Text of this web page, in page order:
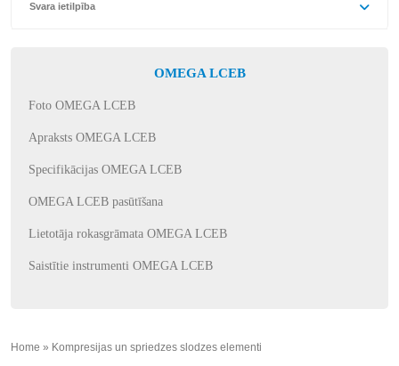
Svara ietilpība
OMEGA LCEB
Foto OMEGA LCEB
Apraksts OMEGA LCEB
Specifikācijas OMEGA LCEB
OMEGA LCEB pasūtīšana
Lietotāja rokasgrāmata OMEGA LCEB
Saistītie instrumenti OMEGA LCEB
Home » Kompresijas un spriedzes slodzes elementi